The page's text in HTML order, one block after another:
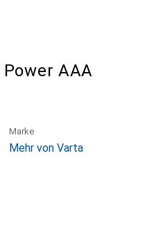
AAA
Marke
Mehr von Varta